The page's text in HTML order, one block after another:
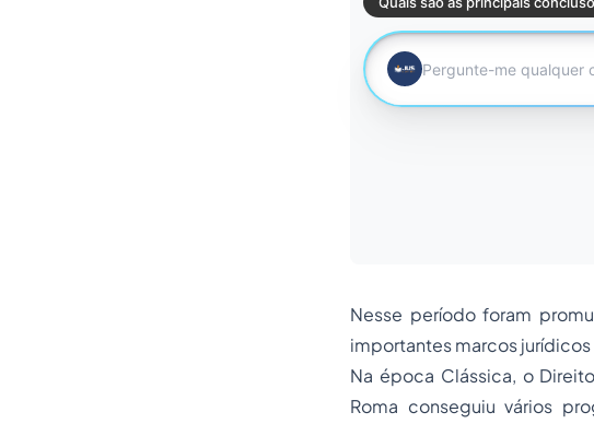
Nesse período foram
importantes marcos
Na época Clássica, o
Roma conseguiu vários